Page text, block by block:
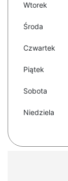
Wtorek
Środa
Czwartek
Piątek
Sobota
Niedziela